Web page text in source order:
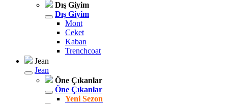
Dış Giyim
Dış Giyim
Mont
Ceket
Kaban
Trenchcoat
Jean
Jean
Öne Çıkanlar
Öne Çıkanlar
Yeni Sezon